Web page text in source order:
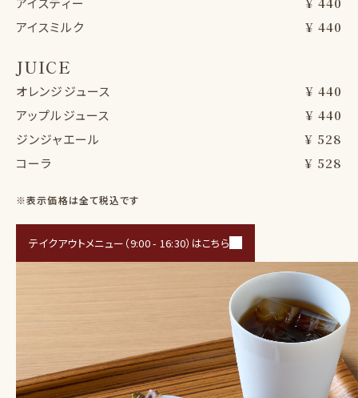
アイスミルク
¥ 440
JUICE
オレンジジュース
アップルジュース
ジンジャエール
コーラ
¥ 440
¥ 440
¥ 528
¥ 528
※表示価格は全て税込です
テイクアウトメニュー（9:00 - 16:30）はこちら